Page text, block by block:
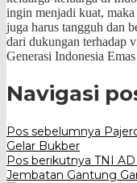
ingin menjadi kuat,
juga harus tangguh dan
dari dukungan terhadap
Generasi Indonesia
Navigasi
Pos sebelumnya
Gelar Bukber
Pos berikutnya TNI
Jembatan Gantung